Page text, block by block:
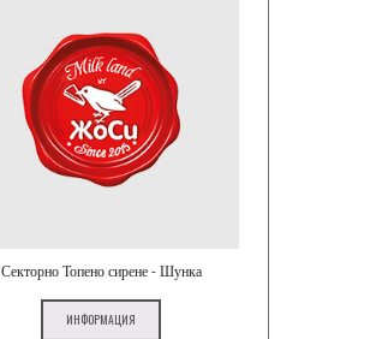
Секторно Топено сирене - Шунка
ИНФОРМАЦИЯ